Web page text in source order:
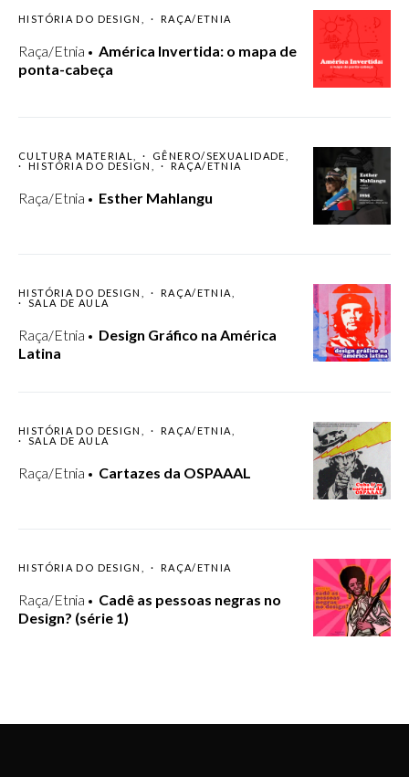
HISTÓRIA DO DESIGN RAÇA/ETNIA
Raça/Etnia
América Invertida: o mapa de
ponta-cabeça
CULTURA MATERIAL
GÊNERO/SEXUALIDADE
HISTÓRIA DO DESIGN
RAÇA/ETNIA
Raça/Etnia Esther Mahlangu
HISTÓRIA DO DESIGN
RAÇA/ETNIA
SALA DE AULA
Raça/Etnia
Design Gráfico na América
Latina
HISTÓRIA DO DESIGN
RAÇA/ETNIA
SALA DE AULA
Raça/Etnia Cartazes da OSPAAAL
HISTÓRIA DO DESIGN RAÇA/ETNIA
Raça/Etnia
Cadê as pessoas negras no
Design? (série 1)